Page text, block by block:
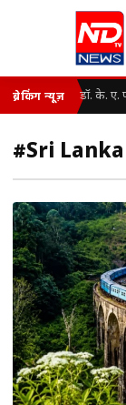
ब्रेकिंग न्यूज़ डॉ. के. ए.
#Sri